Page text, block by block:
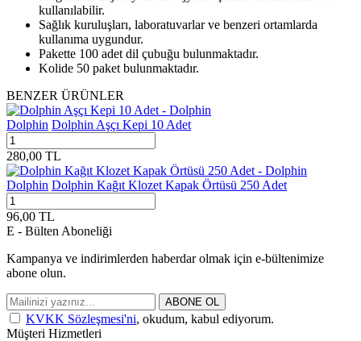
kullanılabilir.
Sağlık kuruluşları, laboratuvarlar ve benzeri ortamlarda
kullanıma uygundur.
Pakette 100 adet dil çubuğu bulunmaktadır.
Kolide 50 paket bulunmaktadır.
BENZER ÜRÜNLER
Dolphin Dolphin Aşçı Kepi 10 Adet
280,00 TL
Dolphin Dolphin Kağıt Klozet Kapak Örtüsü 250 Adet
96,00 TL
E - Bülten Aboneliği
Kampanya ve indirimlerden haberdar olmak için e-bültenimize
abone olun.
ABONE OL
KVKK Sözleşmesi'ni, okudum, kabul ediyorum.
Müşteri Hizmetleri